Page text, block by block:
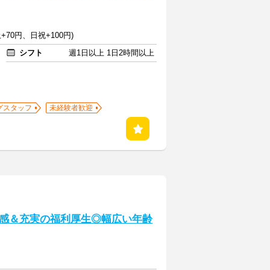
円、日祝+100円)
シフト
週1日以上 1日2時間以上
スタッフ 未経験者歓迎
＆充実の福利厚生◎幅広い年齢